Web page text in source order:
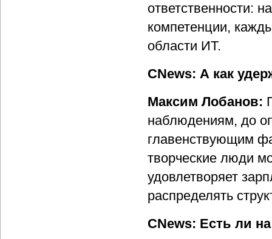
ответственности:
компетенции,
области ИТ.
CNews: А как
Максим Лобанов:
наблюдениям, до
главенствующим
творческие люди
удовлетворяет
распределять
CNews: Есть ли